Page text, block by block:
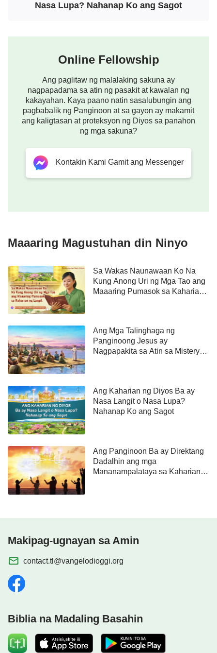
Homiliya Ngayong Araw:
Panginoon?
Kapag Bumalik ang
Darating nang Nasa Alapaap o
Darating nang Palihim?
Nasa Lupa? Nahanap Ko ang Sagot
Online Fellowship
Ang paglitaw ng malalaking sakuna ay
nagpapadama sa atin ng pasakit at kawalan ng
kakayahan. Kaya paano natin sasalubungin ang
pagbabalik ng Panginoon at sa gayon ay makamit
ang kaligtasan at proteksyon ng Diyos sa panahon
ng mga sakuna?
Kontakin Kami Gamit ang Messenger
Maaaring Magustuhan din Ninyo
Sa Wakas Naunawaan Ko Na
Kung Anong Uri ng Mga Tao ang
Maaaring Pumasok sa Kaharian
Ang Mga Talinghaga ng
Panginoong Jesus ay
Nagpapakita sa Atin sa Misteryo
Ang Kaharian ng Diyos Ba ay
Nasa Langit o Nasa Lupa?
Nahanap Ko ang Sagot
Ang Panginoon Ba ay Direktang
Dadalhin ang mga
Mananampalataya sa Kaharian
Makipag-ugnayan sa Amin
contact.tl@vangelodioggi.org
Biblia na Madaling Basahin